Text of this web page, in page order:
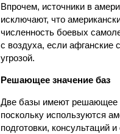
Впрочем, источники в
исключают, что
численность боевых
с воздуха, если афганские
угрозой.
Решающее значение баз
Две базы имеют решающее
поскольку используются
подготовки, консультаций